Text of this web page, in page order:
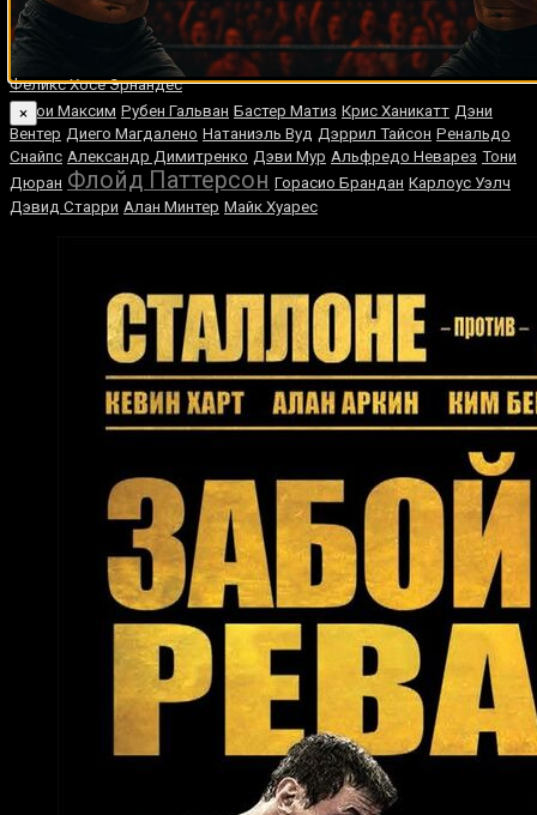
Корнелиус Уайт Риота Мурата Руслан Семёнов Киркланд Лэйнг
Родольфо Виейра
Фредди Круз Шамиль Газиев Хавьер Масьель
Феликс Хосе Эрнандес Владимир Кличко
Джои Максим Рубен Гальван Бастер Матиз Крис Ханикатт Дэни
Вентер Диего Магдалено Натаниэль Вуд Дэррил Тайсон Ренальдо
Снайпс Александр Димитренко Дэви Мур Альфредо Неварез Тони
Дюран Флойд Паттерсон Горасио Брандан Карлоус Уэлч
Дэвид Старри Алан Минтер Майк Хуарес
×